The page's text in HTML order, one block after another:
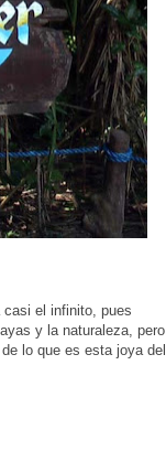
el infinito, pues
y la naturaleza, pero
lo que es esta joya del